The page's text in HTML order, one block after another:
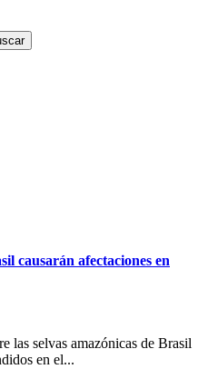
causarán afectaciones en
las selvas amazónicas de Brasil
en el...